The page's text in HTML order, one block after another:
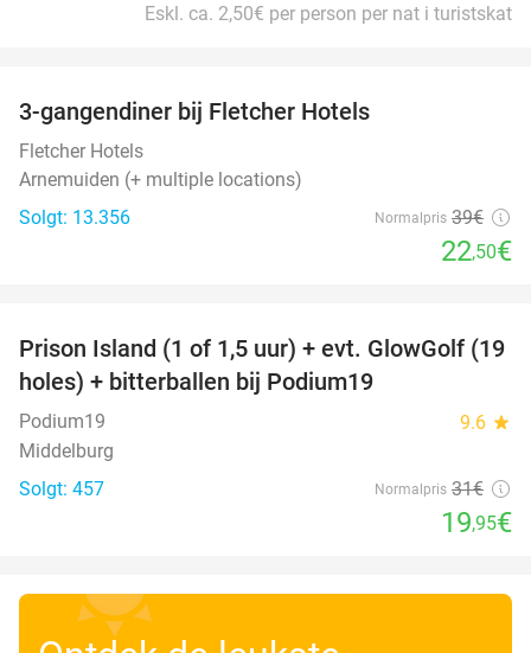
Eskl. ca. 2,50€ per person per nat i turistskat
3-gangendiner bij Fletcher Hotels
Fletcher Hotels
Arnemuiden (+ multiple locations)
Solgt: 13.356
Normalpris 39€
22,50€
36%
Prison Island (1 of 1,5 uur) + evt. GlowGolf (19
holes) + bitterballen bij Podium19
Podium19 9.6 star
Middelburg
Solgt: 457
Normalpris 31€
19,95€